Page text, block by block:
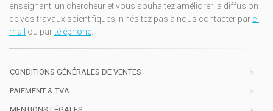
enseignant, un chercheur et vous souhaitez améliorer la diffusion
de vos travaux scientifiques, n'hésitez pas à nous contacter par e-
mail ou partéléphone
CONDITIONS GÉNÉRALES DE VENTES
PAIEMENT & TVA